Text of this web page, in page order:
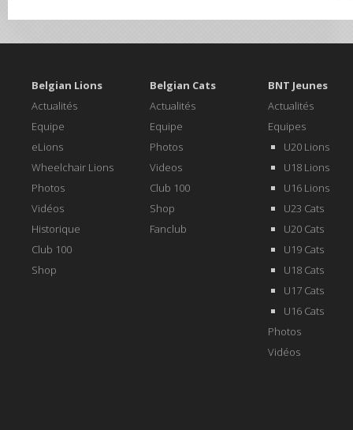
Belgian Lions
Actualités
Equipe
eLions
Wheelchair Lions
Photos
Vidéos
Historique
Club 100
Shop
Belgian Cats
Actualités
Equipe
Photos
Videos
Club 100
Shop
Fanclub
BNT Jeunes
Actualités
Equipes
U20 Lions
U18 Lions
U16 Lions
U23 Cats
U20 Cats
U19 Cats
U18 Cats
U17 Cats
U16 Cats
Photos
Vidéos